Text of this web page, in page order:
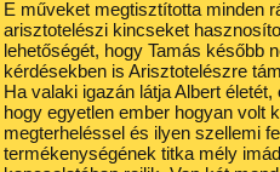
E műveket megtisztította minden
arisztotelészi kincseket
lehetőségét, hogy Tamás később
kérdésekben is Arisztotelészre
Ha valaki igazán látja Albert
hogy egyetlen ember hogyan volt
megterheléssel és ilyen szellemi
termékenységének titka mély